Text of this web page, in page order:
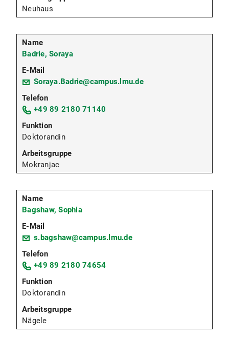
Neuhaus
Badrie, Soraya
Soraya.Badrie@campus.lmu.de
+49 89 2180 71140
Doktorandin
Mokranjac
Bagshaw, Sophia
s.bagshaw@campus.lmu.de
+49 89 2180 74654
Doktorandin
Nägele